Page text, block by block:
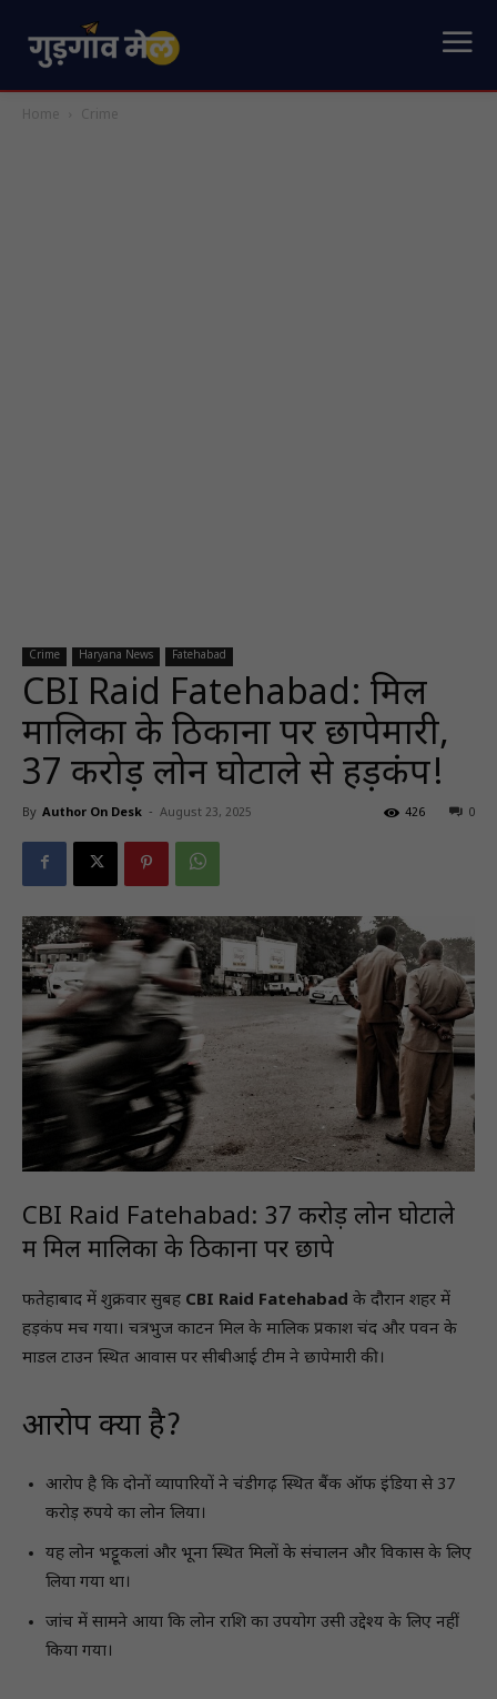
Home Crime
Crime Haryana News Fatehabad
CBI Raid Fatehabad: मिल
मालिकों के ठिकानों पर छापेमारी,
37 करोड़ लोन घोटाले से हड़कंप!
By Author On Desk - August 23, 2025 0
426
CBI Raid Fatehabad: 37 करोड़ लोन घोटाले
में मिल मालिकों के ठिकानों पर छापे
फतेहाबाद में शुक्रवार सुबह CBI Raid Fatehabad के दौरान शहर में
हड़कंप मच गया। चत्रभुज काटन मिल के मालिक प्रकाश चंद और पवन के
माडल टाउन स्थित आवास पर सीबीआई टीम ने छापेमारी की।
आरोप क्या है?
आरोप है कि दोनों व्यापारियों ने चंडीगढ़ स्थित बैंक ऑफ इंडिया से 37
करोड़ रुपये का लोन लिया।
यह लोन भट्टूकलां और भूना स्थित मिलों के संचालन और विकास के लिए
लिया गया था।
जांच में सामने आया कि लोन राशि का उपयोग उसी उद्देश्य के लिए नहीं
किया गया।